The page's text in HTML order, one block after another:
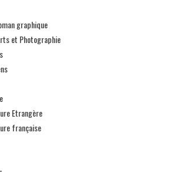
graphique
et Photographie
Etrangère
française